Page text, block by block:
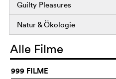
Guilty Pleasures
Natur & Ökologie
Alle Filme
999 FILME